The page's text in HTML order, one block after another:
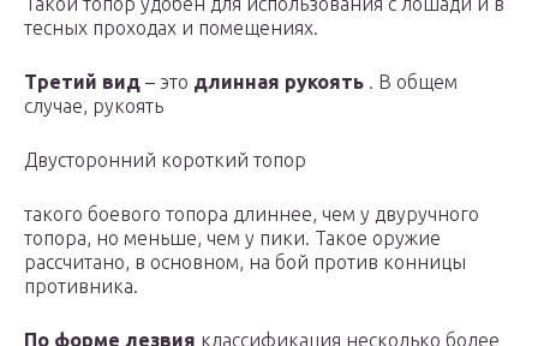
тесных проходах и помещениях.
Третий вид – это длинная рукоять . В общем
случае, рукоять
Двусторонний короткий топор
такого боевого топора длиннее, чем у двуручного
топора, но меньше, чем у пики. Такое оружие
рассчитано, в основном, на бой против конницы
противника.
По форме лезвия классификация несколько более